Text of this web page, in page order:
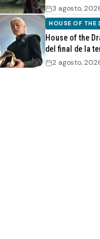
3 agosto,
HOUSE OF THE
House of the
del final de la
2 agosto,